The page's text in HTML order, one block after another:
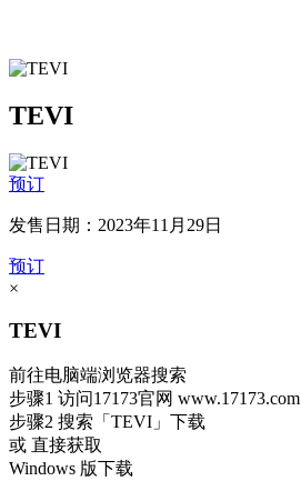
TEVI
预订
发售日期：2023年11月29日
预订
×
TEVI
前往电脑端浏览器搜索
步骤1 访问17173官网 www.17173.com
步骤2 搜索 「TEVI」 下载
或 直接获取
Windows 版下载